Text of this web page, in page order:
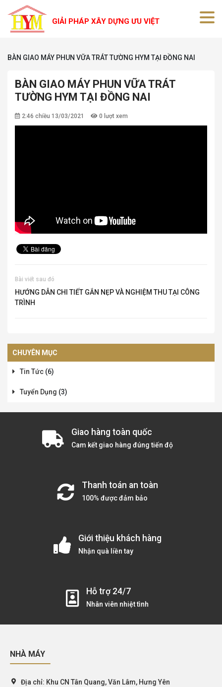
GIẢI PHÁP XÂY DỰNG ƯU VIỆT
BÀN GIAO MÁY PHUN VỮA TRÁT TƯỜNG HYM TẠI ĐỒNG NAI
BÀN GIAO MÁY PHUN VỮA TRÁT
TƯỜNG HYM TẠI ĐỒNG NAI
2:46 chiều 13/03/2021 0 lượt xem
Bài viết sau đó
HƯỚNG DẪN CHI TIẾT GẮN NẸP VÀ NGHIỆM THU TẠI CÔNG
TRÌNH
CHUYÊN MỤC
Tin Tức (6)
Tuyển Dụng (3)
Giao hàng toàn quốc
Cam kết giao hàng đúng tiến độ
Thanh toán an toàn
100% được đảm bảo
Giới thiệu khách hàng
Nhận quà liền tay
Hỗ trợ 24/7
Nhân viên nhiệt tình
NHÀ MÁY
Địa chỉ: Khu CN Tân Quang, Văn Lâm, Hưng Yên